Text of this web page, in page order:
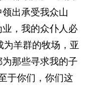
出承受我众山
，我的众仆人必
为羊群的牧场，亚
那些寻求我的子
于你们，你们这